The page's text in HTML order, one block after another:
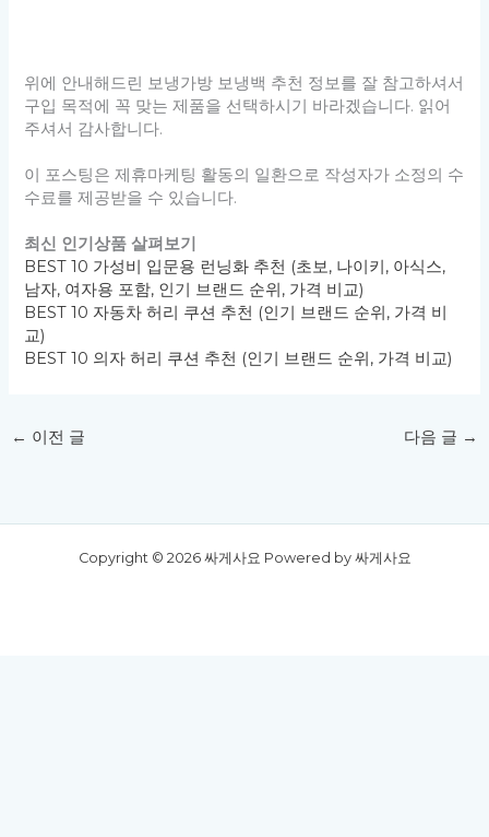
위에 안내해드린 보냉가방 보냉백 추천 정보를 잘 참고하셔서
구입 목적에 꼭 맞는 제품을 선택하시기 바라겠습니다. 읽어
주셔서 감사합니다.
이 포스팅은 제휴마케팅 활동의 일환으로 작성자가 소정의 수
수료를 제공받을 수 있습니다.
최신 인기상품 살펴보기
BEST 10 가성비 입문용 런닝화 추천 (초보, 나이키, 아식스,
남자, 여자용 포함, 인기 브랜드 순위, 가격 비교)
BEST 10 자동차 허리 쿠션 추천 (인기 브랜드 순위, 가격 비
교)
BEST 10 의자 허리 쿠션 추천 (인기 브랜드 순위, 가격 비교)
← 이전 글 다음 글 →
Copyright © 2026 싸게사요 Powered by 싸게사요